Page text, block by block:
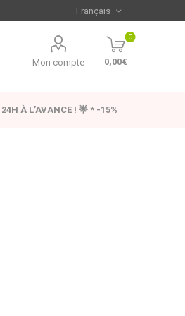
Mon compte
0
0,00€
À L’AVANCE ! 🌟 * -15%